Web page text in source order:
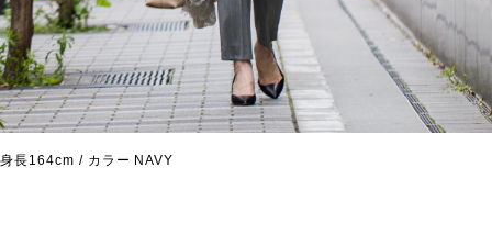
身長164cm / カラー NAVY